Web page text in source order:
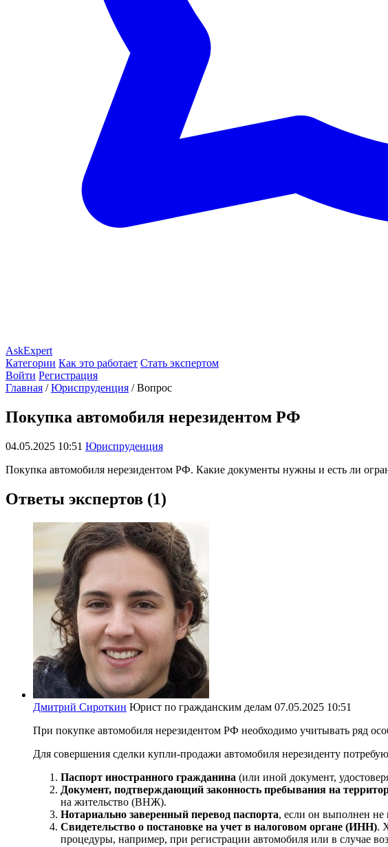
AskExpert
Категории Как это работает Стать экспертом
Войти Регистрация
Главная / Юриспруденция / Вопрос
Покупка автомобиля нерезидентом РФ
04.05.2025 10:51 Юриспруденция
Покупка автомобиля нерезидентом РФ. Какие документы нужны и есть ли
Ответы экспертов (1)
Дмитрий Сироткин Юрист по гражданским делам 07.05.2025 10:51
При покупке автомобиля нерезидентом РФ необходимо учитывать ряд
Для совершения сделки купли-продажи автомобиля нерезиденту
Паспорт иностранного гражданина (или иной документ,
Документ, подтверждающий законность пребывания на
на жительство (ВНЖ).
Нотариально заверенный перевод паспорта, если он выполнен не
Свидетельство о постановке на учет в налоговом органе (ИНН).
процедуры, например, при регистрации автомобиля или в случае